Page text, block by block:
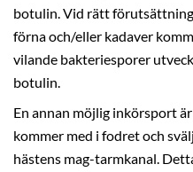
botulin. Vid rätt
förna och/eller kadaver
vilande bakteriesporer
botulin.
En annan möjlig inkörsport
kommer med i fodret och
hästens mag-tarmkanal.